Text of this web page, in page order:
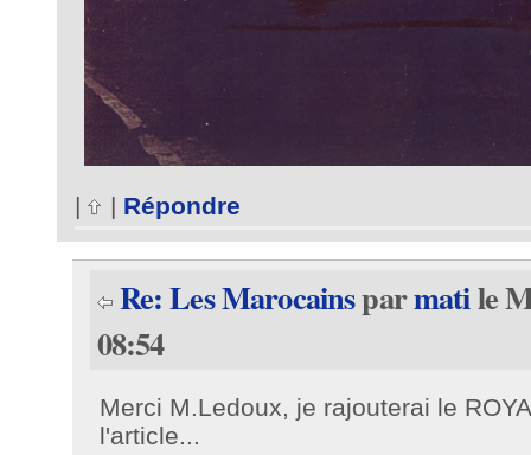
| | Répondre
Re: Les Marocainsparmatile
08:54
Merci M.Ledoux, je rajouterai le
l'article...